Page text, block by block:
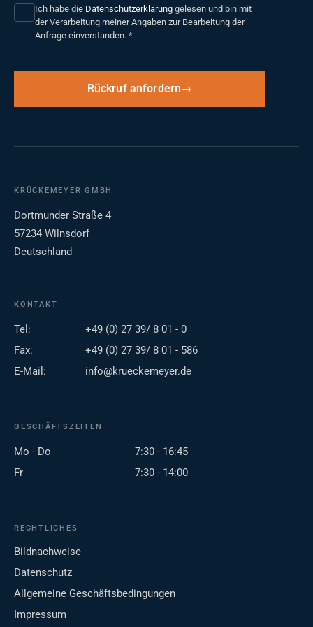
Ich habe die Datenschutzerklärung gelesen und bin mit
der Verarbeitung meiner Angaben zur Bearbeitung der
Anfrage einverstanden. *
Rückruf anfordern
KRÜCKEMEYER GMBH
Dortmunder Straße 4
57234 Wilnsdorf
Deutschland
KONTAKT
Tel:
+49 (0) 27 39/ 8 01 - 0
Fax:
+49 (0) 27 39/ 8 01 - 586
E-Mail:
info@krueckemeyer.de
GESCHÄFTSZEITEN
Mo - Do
7:30 - 16:45
Fr
7:30 - 14:00
RECHTLICHES
Bildnachweise
Datenschutz
Allgemeine Geschäftsbedingungen
Impressum